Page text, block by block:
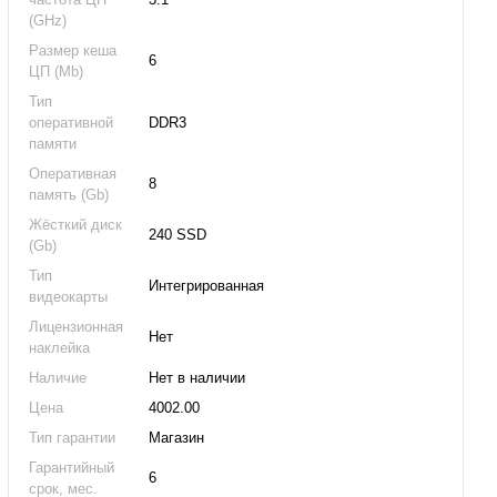
(GHz)
Размер кеша
ЦП (Mb)
6
Тип
оперативной
памяти
DDR3
Оперативная
память (Gb)
8
Жёсткий диск
(Gb)
240 SSD
Тип
видеокарты
Интегрированная
Лицензионная
наклейка
Нет
Наличие
Нет в наличии
Цена
4002.00
Тип гарантии
Магазин
Гарантийный
срок, мес.
6